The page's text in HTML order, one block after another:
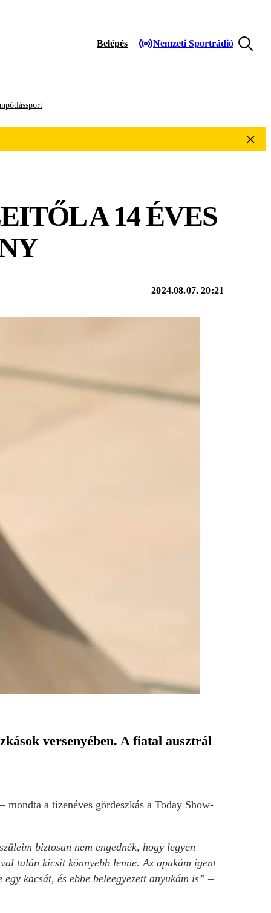
Belépés Nemzeti Sportrádió
A 14 ÉVES
2024.08.07. 20:21
versenyében. A fiatal ausztrál
mondta a tizenéves gördeszkás a Today Show-
biztosan nem engednék, hogy legyen
talán kicsit könnyebb lenne. Az apukám igent
kacsát, és ebbe beleegyezett anyukám is” –